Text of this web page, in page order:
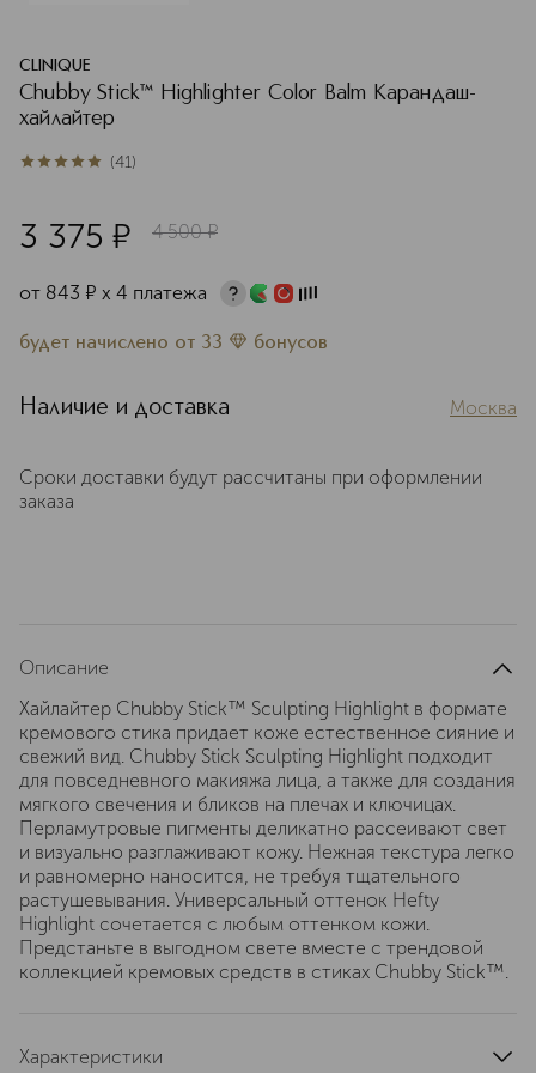
CLINIQUE
Chubby Stick™ Highlighter Color Balm Карандаш-
хайлайтер
5из 541 (41)
3 375 ¤ 4 500 ¤
от 843 ¤ х 4 платежа
будет начислено от 33 бонусов
Наличие и доставка Москва
Сроки доставки будут рассчитаны при оформлении
заказа
Описание
Хайлайтер Chubby Stick™ Sculpting Highlight в формате
кремового стика придает коже естественное сияние и
свежий вид. Chubby Stick Sculpting Highlight подходит
для повседневного макияжа лица, а также для создания
мягкого свечения и бликов на плечах и ключицах.
Перламутровые пигменты деликатно рассеивают свет
и визуально разглаживают кожу. Нежная текстура легко
и равномерно наносится, не требуя тщательного
растушевывания. Универсальный оттенок Hefty
Highlight сочетается с любым оттенком кожи.
Предстаньте в выгодном свете вместе с трендовой
коллекцией кремовых средств в стиках Chubby Stick™.
Характеристики